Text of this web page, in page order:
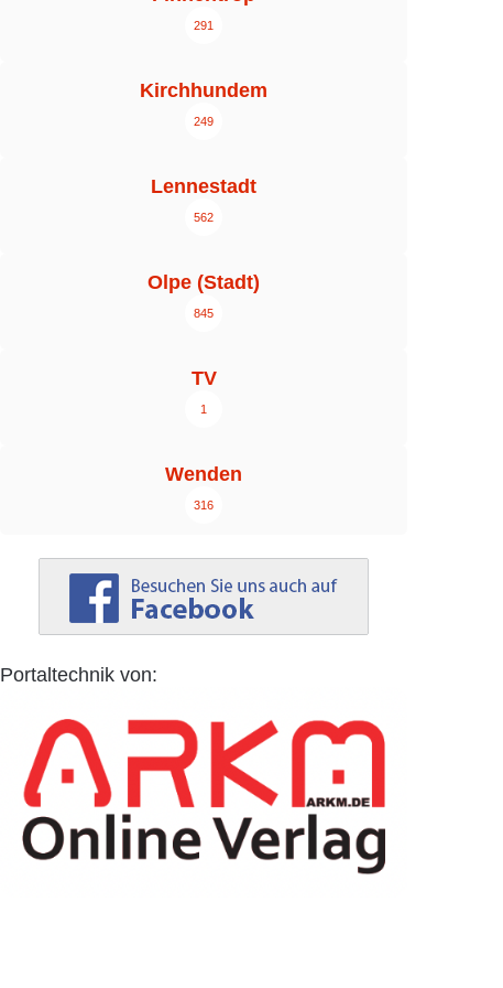
291
Kirchhundem
249
Lennestadt
562
Olpe (Stadt)
845
TV
1
Wenden
316
Portaltechnik von: